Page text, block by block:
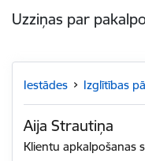
Uzziņas par
Iestādes Izglītības
Aija Strautiņa
Klientu apkalpošanas